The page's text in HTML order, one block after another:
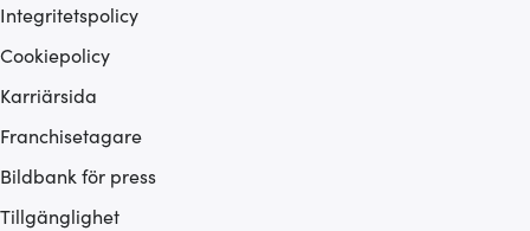
Integritetspolicy
Cookiepolicy
Karriärsida
Franchisetagare
Bildbank för press
Tillgänglighet